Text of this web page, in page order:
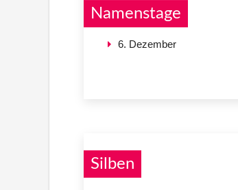
Namenstage
6. Dezember
Silben